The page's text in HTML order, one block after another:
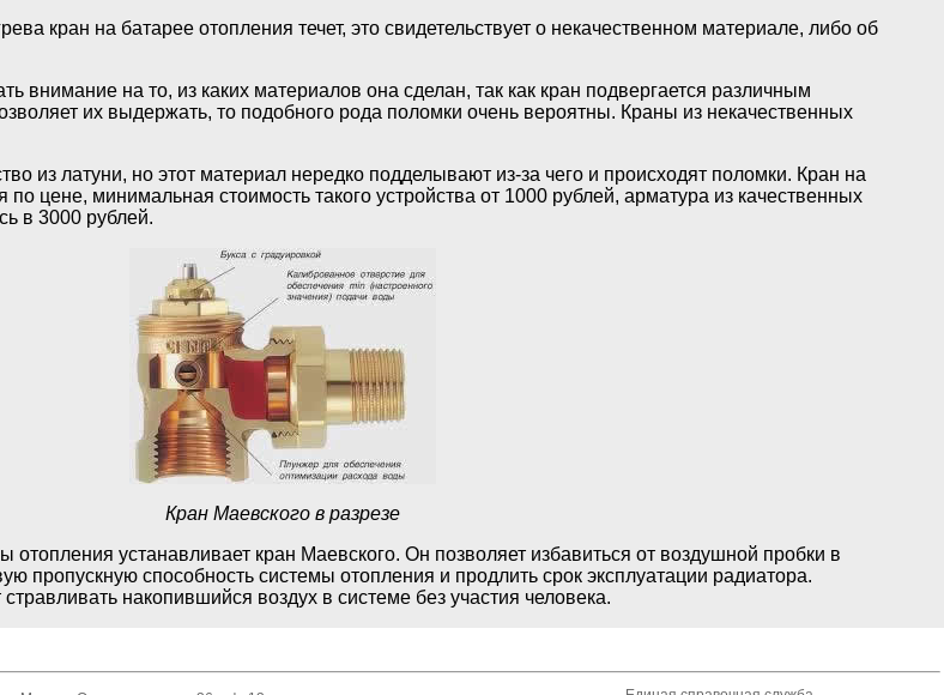
кран на батарее отопления течет, это свидетельствует о некачественном материале, либо об
внимание на то, из каких материалов она сделан, так как кран подвергается различным
их выдержать, то подобного рода поломки очень вероятны. Краны из некачественных
из латуни, но этот материал нередко подделывают из-за чего и происходят поломки. Кран на
цене, минимальная стоимость такого устройства от 1000 рублей, арматура из качественных
в 3000 рублей.
Кран Маевского в разрезе
отопления устанавливает кран Маевского. Он позволяет избавиться от воздушной пробки в
пропускную способность системы отопления и продлить срок эксплуатации радиатора.
накопившийся воздух в системе без участия человека.